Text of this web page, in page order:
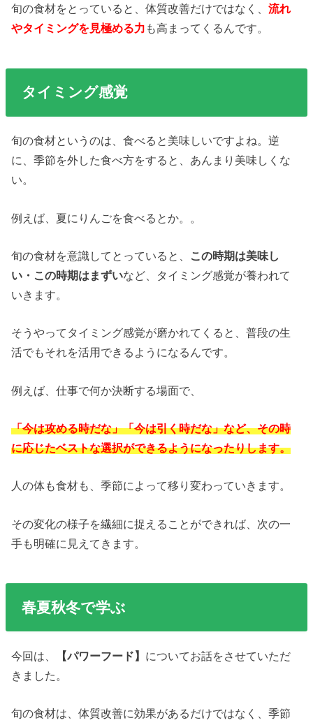
旬の食材をとっていると、体質改善だけではなく、流れ
やタイミングを見極める力 も高まってくるんです。
タイミング感覚
旬の食材というのは、食べると美味しいですよね。逆
に、季節を外した食べ方をすると、あんまり美味しくな
い。
例えば、夏にりんごを食べるとか。。
旬の食材を意識してとっていると、 この時期は美味し
い・この時期はまずいなど、タイミング感覚が養われて
いきます。
そうやってタイミング感覚が磨かれてくると、普段の生
活でもそれを活用できるようになるんです。
例えば、仕事で何か決断する場面で、
「今は攻める時だな」「今は引く時だな」など、その時
に応じたベストな選択ができるようになったりします。
人の体も食材も、季節によって移り変わっていきます。
その変化の様子を繊細に捉えることができれば、次の一
手も明確に見えてきます。
春夏秋冬で学ぶ
今回は、 【パワーフード】 についてお話をさせていただ
きました。
旬の食材は、体質改善に効果があるだけではなく、季節